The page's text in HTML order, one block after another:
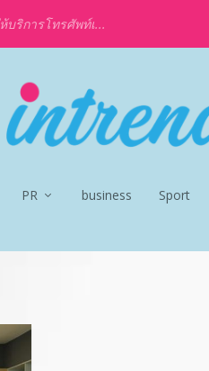
บริการโทรศัพท์เ...
PR business Sport